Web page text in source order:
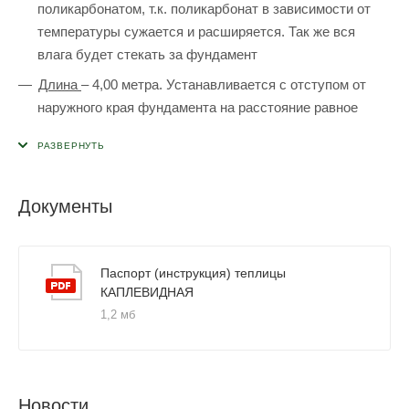
поликарбонатом, т.к. поликарбонат в зависимости от
температуры сужается и расширяется. Так же вся
влага будет стекать за фундамент
Длина – 4,00 метра. Устанавливается с отступом от
наружного края фундамента на расстояние равное
над торцом. Для того чтобы была возможность
козырька
Важно!Чтобы не ошибиться с размерами фундамента,
рекомендуем подготавливать основание исходя из
собранного металлического каркаса. Данная теплица
Документы
Паспорт (инструкция) теплицы
КАПЛЕВИДНАЯ
1,2 мб